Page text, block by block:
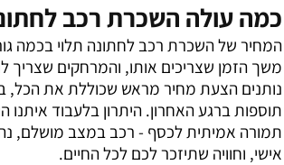
כמה עולה השכרת רכב
המחיר של השכרת רכב לחתונה תלוי בכמה
משך הזמן שצריכים אותו, והמרחקים שצריך
נותנים הצעת מחיר מראש שכוללת את הכל,
תוספות ברגע האחרון. היתרון בלעבוד
תמורה אמיתית לכסף - רכב במצב מושלם,
אישי, וחוויה שתיזכר לכם לכל החיים.